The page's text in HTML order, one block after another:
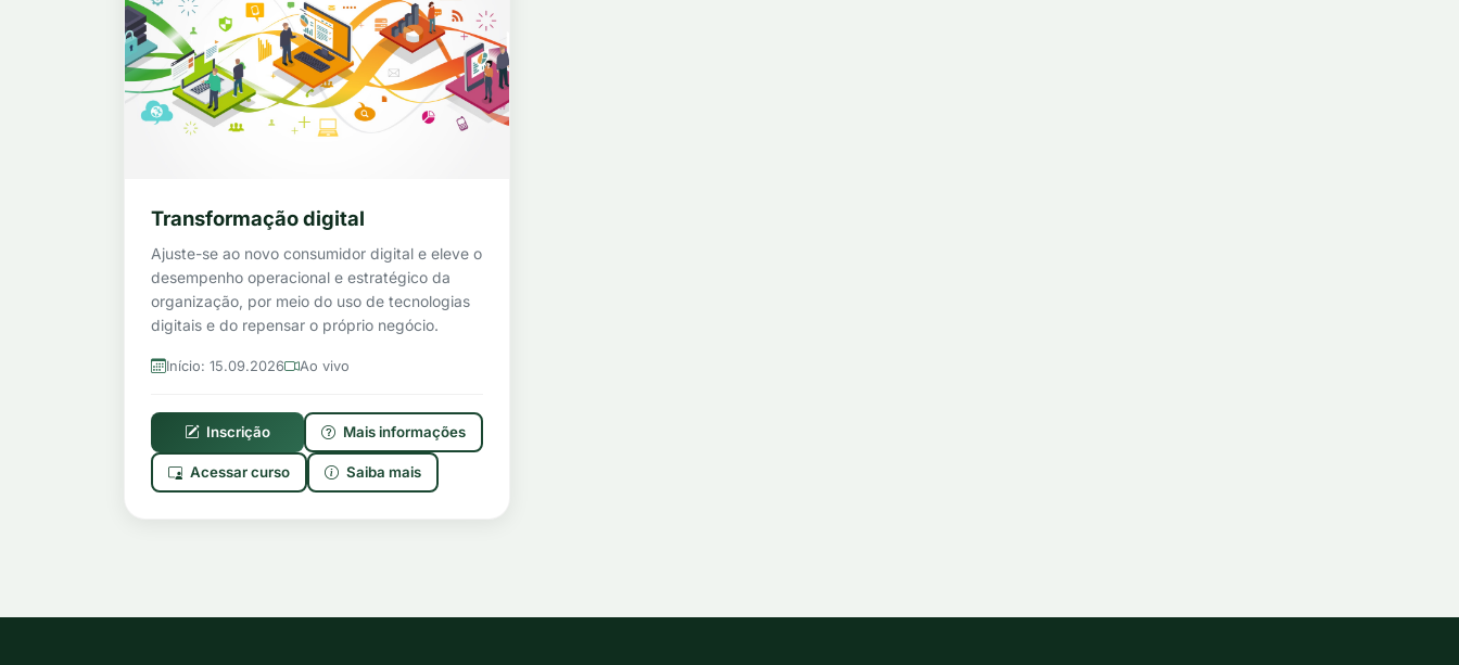
Transformação digital
Ajuste-se ao novo consumidor digital e eleve o
desempenho operacional e estratégico da
organização, por meio do uso de tecnologias
digitais e do repensar o próprio negócio.
Início: 15.09.2026 Ao vivo
Inscrição Mais informações
Acessar curso Saiba mais